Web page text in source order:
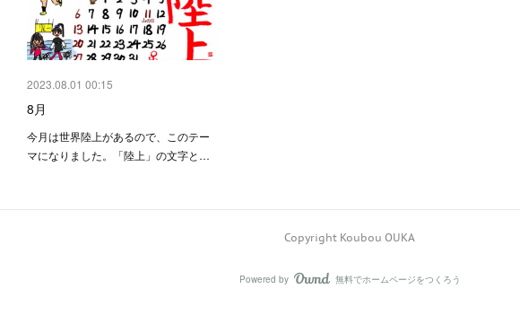
2023.08.01 00:15
8月
今月は世界陸上があるので、このテー
マになりました。「陸上」の文字と…
Copyright Koubou OUKA
Powered by AmebaOwnd
無料でホームページをつくろう